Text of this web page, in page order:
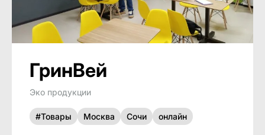
ГринВей
Эко продукции
#Товары Москва Сочи онлайн